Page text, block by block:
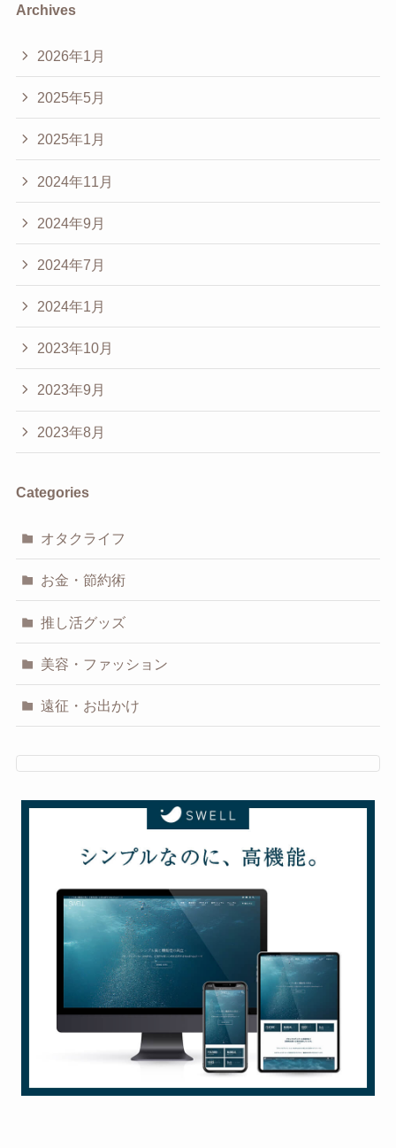
Archives
2026年1月
2025年5月
2025年1月
2024年11月
2024年9月
2024年7月
2024年1月
2023年10月
2023年9月
2023年8月
Categories
オタクライフ
お金・節約術
推し活グッズ
美容・ファッション
遠征・お出かけ